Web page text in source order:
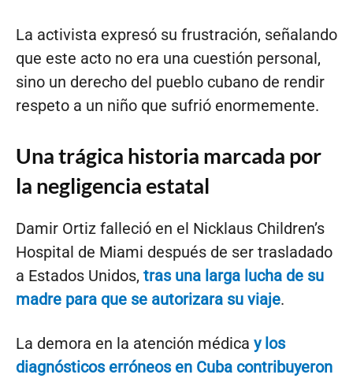
La activista expresó su frustración, señalando
que este acto no era una cuestión personal,
sino un derecho del pueblo cubano de rendir
respeto a un niño que sufrió enormemente.
Una trágica historia marcada por
la negligencia estatal
Damir Ortiz falleció en el Nicklaus Children’s
Hospital de Miami después de ser trasladado
a Estados Unidos, tras una larga lucha de su
madre para que se autorizara su viaje.
La demora en la atención médica y los
diagnósticos erróneos en Cuba contribuyeron